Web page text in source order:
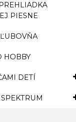
PIESNE
HOBBY
DETÍ